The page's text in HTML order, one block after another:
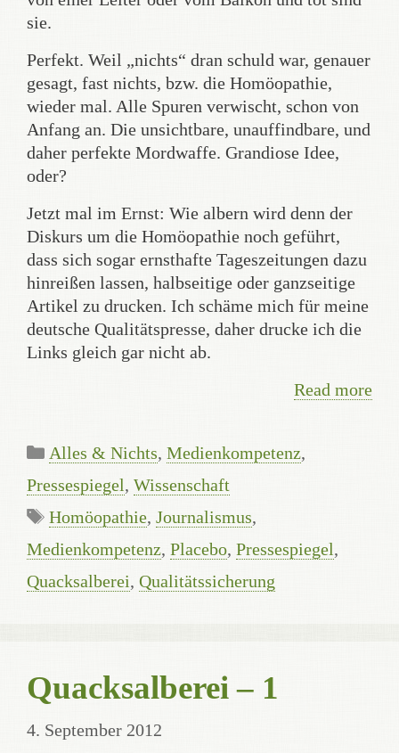
sie.
Perfekt. Weil „nichts“ dran schuld war, genauer
gesagt, fast nichts, bzw. die Homöopathie,
wieder mal. Alle Spuren verwischt, schon von
Anfang an. Die unsichtbare, unauffindbare, und
daher perfekte Mordwaffe. Grandiose Idee,
oder?
Jetzt mal im Ernst: Wie albern wird denn der
Diskurs um die Homöopathie noch geführt,
dass sich sogar ernsthafte Tageszeitungen dazu
hinreißen lassen, halbseitige oder ganzseitige
Artikel zu drucken. Ich schäme mich für meine
deutsche Qualitätspresse, daher drucke ich die
Links gleich gar nicht ab.
Read more
Categories
Alles & Nichts, Medienkompetenz,
Pressespiegel, Wissenschaft
Tags
Homöopathie, Journalismus,
Medienkompetenz, Placebo, Pressespiegel,
Quacksalberei, Qualitätssicherung
Quacksalberei – 1
4. September 2012